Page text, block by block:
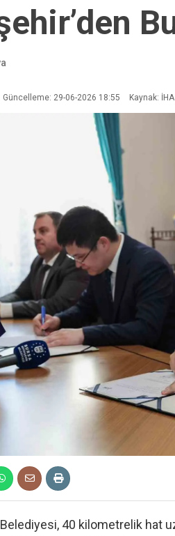
Güncelleme: 29-06-2026 18:55 Kaynak: İHA
40 kilometrelik hat